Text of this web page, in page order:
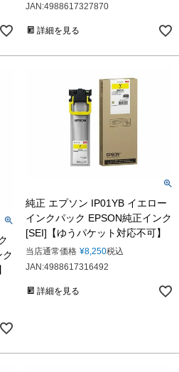
JAN:4988617327870
詳細を見る
純正 エプソン IP01YB イエロー
インクパック EPSON純正インク
[SEI]【ゆうパケット対応不可】
当店通常価格 ¥8,250税込
JAN:4988617316492
詳細を見る